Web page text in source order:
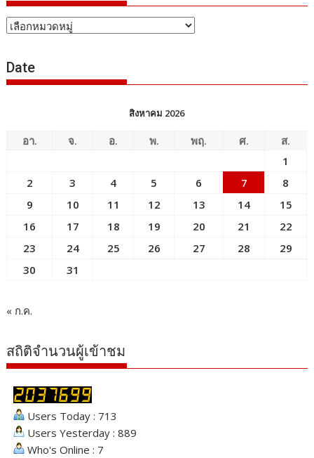
หัวข้อ
Date
สิงหาคม 2026
อา. จ. อ. พ. พฤ. ศ.
ส.
1
2
3 4 5 6 7
8
9
10 11 12 13 14
15
16
17 18 19 20 21
22
23
24 25 26 27 28
29
30
31
« ก.ค.
สถิติจำนวนผู้เข้าชม
Users Today : 713
Users Yesterday : 889
Who's Online : 7